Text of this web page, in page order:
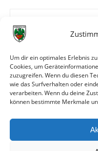
Um dir ein optimales Erlebnis
Cookies, um
zuzugreifen. Wenn du diesen
wie das Surfverhalten oder
verarbeiten. Wenn du deine
können bestimmte Merkmale
Oberliga